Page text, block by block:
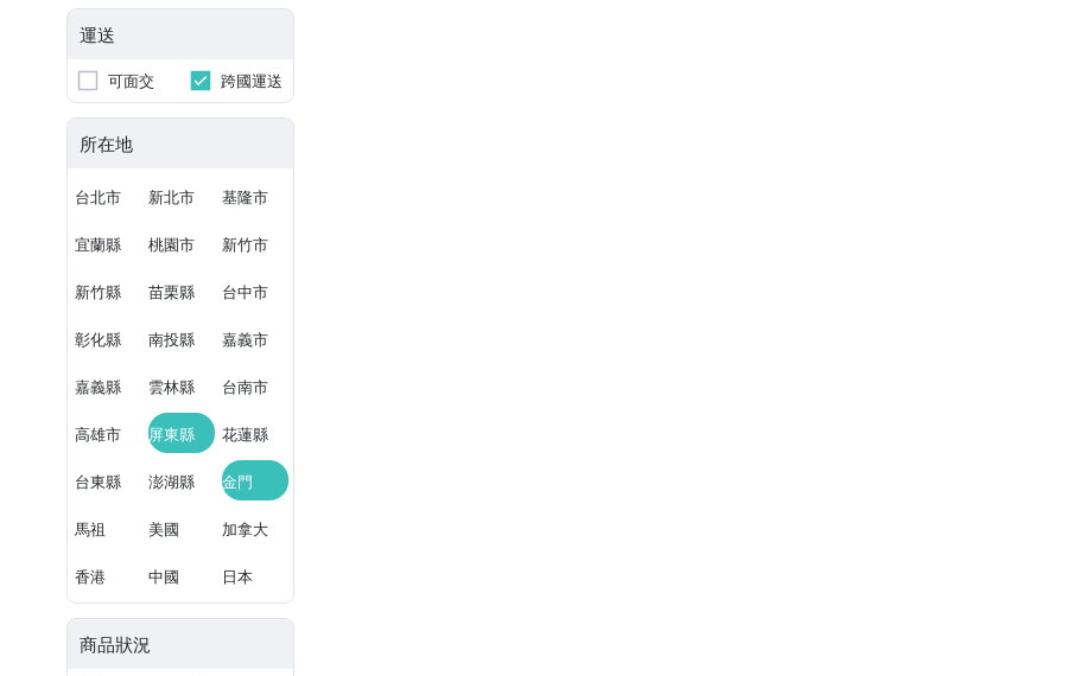
運送
可面交 跨國運送
所在地
台北市 新北市 基隆市
宜蘭縣 桃園市 新竹市
新竹縣 苗栗縣 台中市
彰化縣 南投縣 嘉義市
嘉義縣 雲林縣 台南市
高雄市 屏東縣 花蓮縣
台東縣 澎湖縣 金門
馬祖 美國 加拿大
香港 中國 日本
商品狀況